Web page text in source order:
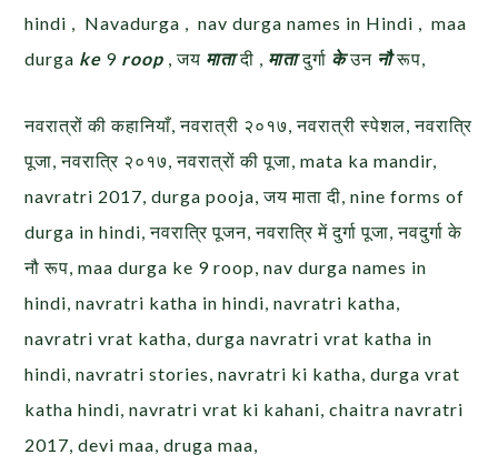
hindi , Navadurga , nav durga names in Hindi , maa
durga ke 9 roop , जय मातादी , मातादुर्गा केउन नौरूप,
नवरात्रों की कहानियाँ, नवरात्री २०१७, नवरात्री स्पेशल, नवरात्रि
पूजा, नवरात्रि २०१७, नवरात्रों की पूजा, mata ka mandir,
navratri 2017, durga pooja, जय माता दी, nine forms of
durga in hindi, नवरात्रि पूजन, नवरात्रि में दुर्गा पूजा, नवदुर्गा के
नौ रूप, maa durga ke 9 roop, nav durga names in
hindi, navratri katha in hindi, navratri katha,
navratri vrat katha, durga navratri vrat katha in
hindi, navratri stories, navratri ki katha, durga vrat
katha hindi, navratri vrat ki kahani, chaitra navratri
2017, devi maa, druga maa,